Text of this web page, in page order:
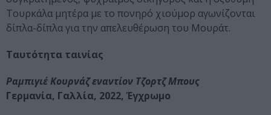
Τουρκάλα μητέρα με το πονηρό χιούμορ αγωνίζονται
δίπλα-δίπλα για την απελευθέρωση του Μουράτ.
Ταυτότητα ταινίας
Ραμπιγιέ Κουρνάζ εναντίον Τζορτζ Μπους
Γερμανία, Γαλλία, 2022, Έγχρωμο